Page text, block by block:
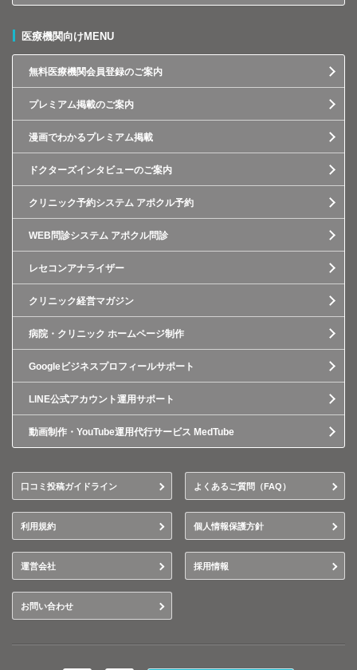
医療機関向けMENU
無料医療機関会員登録のご案内
プレミアム掲載のご案内
漫画でわかるプレミアム掲載
ドクターズインタビューのご案内
クリニック予約システム アポクル予約
WEB問診システム アポクル問診
レセコンアナライザー
クリニック経営マガジン
病院・クリニック ホームページ制作
Googleビジネスプロフィールサポート
LINE公式アカウント運用サポート
動画制作・YouTube運用代行サービス MedTube
口コミ投稿ガイドライン よくあるご質問（FAQ）
利用規約 個人情報保護方針
運営会社 採用情報
お問い合わせ